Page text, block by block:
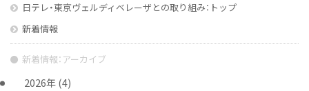
日テレ・東京ヴェルディベレーザとの取り組み：トップ
新着情報
新着情報：アーカイブ
2026年(4)